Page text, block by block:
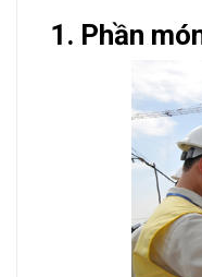
1. Phần